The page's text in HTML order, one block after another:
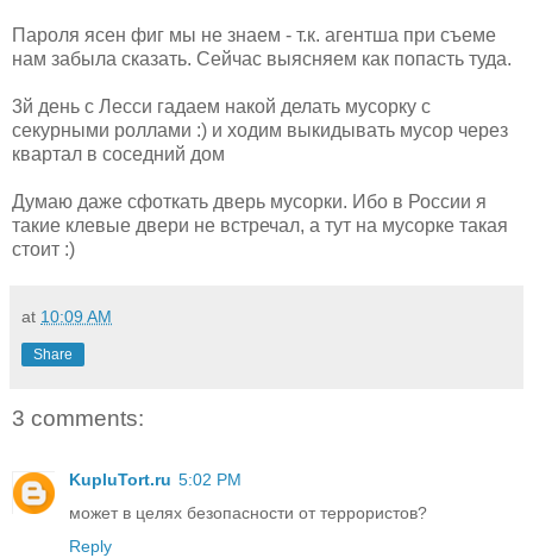
Пароля ясен фиг мы не знаем - т.к. агентша при съеме
нам забыла сказать. Сейчас выясняем как попасть туда.
3й день с Лесси гадаем накой делать мусорку с
секурными роллами :) и ходим выкидывать мусор через
квартал в соседний дом
Думаю даже сфоткать дверь мусорки. Ибо в России я
такие клевые двери не встречал, а тут на мусорке такая
стоит :)
at 10:09 AM
Share
3 comments:
KupluTort.ru 5:02 PM
может в целях безопасности от террористов?
Reply